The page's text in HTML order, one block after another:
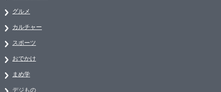
グルメ
カルチャー
スポーツ
おでかけ
まめ学
デジもの